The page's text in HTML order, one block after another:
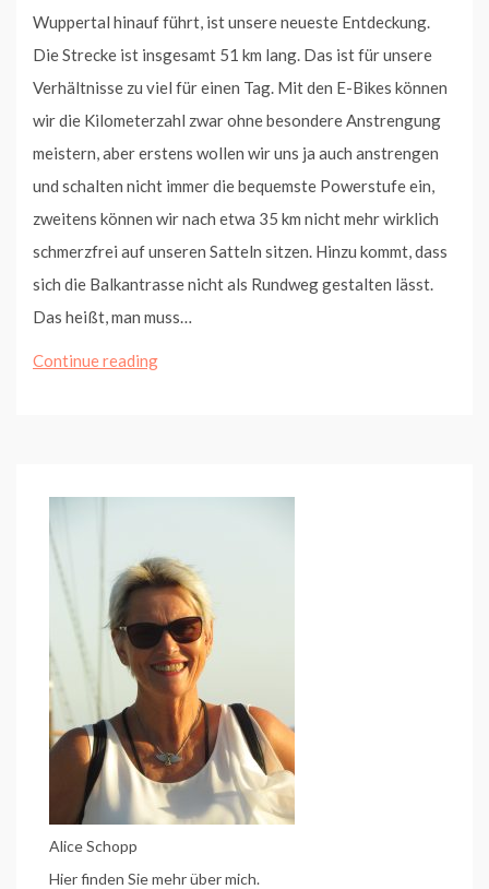
Wuppertal hinauf führt, ist unsere neueste Entdeckung.
Die Strecke ist insgesamt 51 km lang. Das ist für unsere
Verhältnisse zu viel für einen Tag. Mit den E-Bikes können
wir die Kilometerzahl zwar ohne besondere Anstrengung
meistern, aber erstens wollen wir uns ja auch anstrengen
und schalten nicht immer die bequemste Powerstufe ein,
zweitens können wir nach etwa 35 km nicht mehr wirklich
schmerzfrei auf unseren Satteln sitzen. Hinzu kommt, dass
sich die Balkantrasse nicht als Rundweg gestalten lässt.
Das heißt, man muss…
Continue readingDie
Alice Schopp
Hier finden Sie mehr über mich.